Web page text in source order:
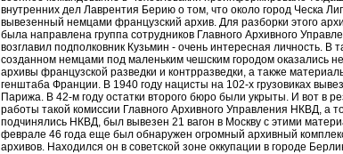
внутренних дел Лаврентия Берию о том, что около город Ческа
вывезенный немцами французский архив. Для разборки этого
была направлена группа сотрудников Главного Архивного
возглавил подполковник Кузьмин - очень интересная личность. В
созданном немцами под маленьким чешским городом оказались
архивы французской разведки и контрразведки, а также
генштаба Франции. В 1940 году нацисты на 102-х грузовиках
Парижа. В 42-м году остатки второго бюро были укрыты. И вот в
работы такой комиссии Главного Архивного Управления НКВД, а
подчинялись НКВД, был вывезен 21 вагон в Москву с этими
феврале 46 года еще был обнаружен огромный архивный
архивов. Находился он в советской зоне оккупации в городе